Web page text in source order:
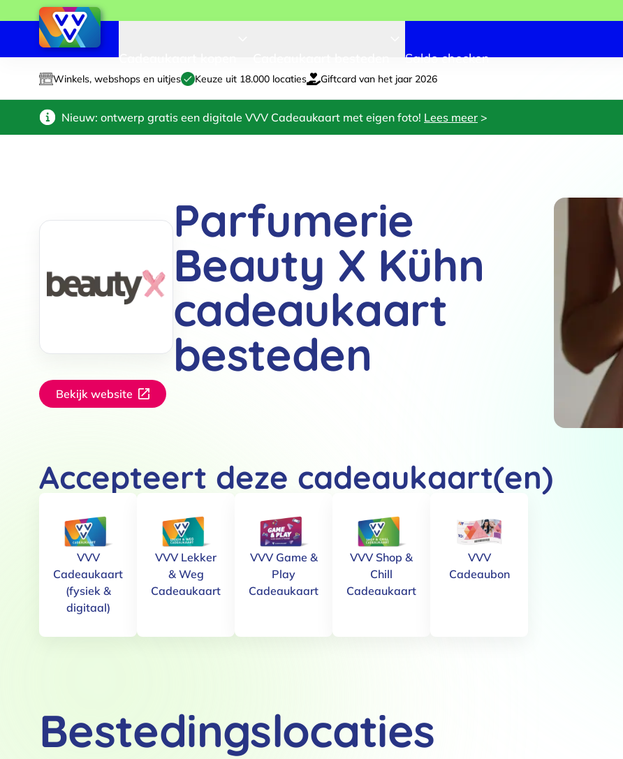
Toestemming
Saldo checken
Winkels, webshops en uitjes Keuze uit 18.000 locaties Giftcard van het jaar 2026
Nieuw: ontwerp gratis een digitale VVV Cadeaukaart met eigen foto! Lees meer >
Parfumerie
Beauty X Kühn
cadeaukaart
besteden
Bekijk website
Accepteert deze cadeaukaart(en)
VVV
Cadeaukaart
(fysiek &
digitaal)
VVV Lekker
& Weg
Cadeaukaart
VVV Game &
Play
Cadeaukaart
VVV Shop &
Chill
Cadeaukaart
VVV
Cadeaubon
Bestedingslocaties